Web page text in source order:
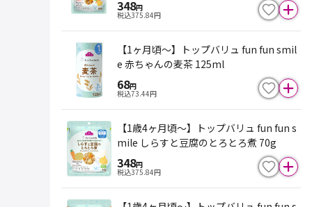
348円
税込375.84円
【1ヶ月頃～】トップバリュ fun fun smil
e 赤ちゃんの麦茶 125ml
68円
税込73.44円
【1歳4ヶ月頃～】トップバリュ fun fun s
mile しらすと豆腐のとろとろ煮 70g
348円
税込375.84円